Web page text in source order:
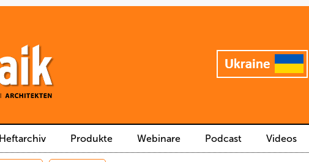
Heftarchiv Produkte Webinare Podcast Videos